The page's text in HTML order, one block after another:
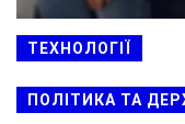
ТЕХНОЛОГІЇ
ПОЛІТИКА ТА